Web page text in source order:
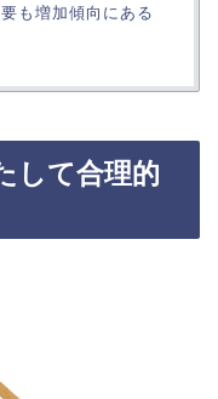
も増加傾向にある
して合理的